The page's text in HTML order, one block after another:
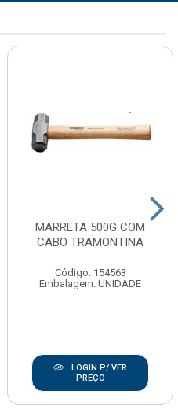
MARRETA 500G COM
CABO TRAMONTINA
Código: 154563
Embalagem: UNIDADE
LOGIN P/ VER
PREÇO